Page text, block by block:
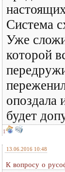
Система
Уже
которой
опоздала
будет
1
13.06.2016 10:48
К вопросу о